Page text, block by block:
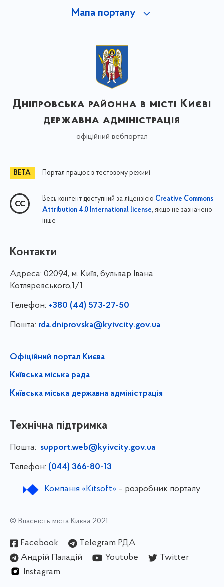
Мапа порталу
Дніпровська районна в місті Києві
державна адміністрація
офіційний вебпортал
Портал працює в тестовому режимі
Весь контент доступний за ліцензією Creative Commons
Attribution 4.0 International license, якщо не зазначено
інше
Контакти
Адреса: 02094, м. Київ, бульвар Івана
Котляревського,1/1
Телефон: +380 (44) 573-27-50
Пошта: rda.dniprovska@kyivcity.gov.ua
Офіційний портал Києва
Київська міська рада
Київська міська державна адміністрація
Технічна підтримка
Пошта: support.web@kyivcity.gov.ua
Телефон: (044) 366-80-13
Компанія «Kitsoft»– розробник порталу
© Власність міста Києва 2021
Facebook
Telegram РДА
Андрій Паладій
Youtube
Twitter
Instagram